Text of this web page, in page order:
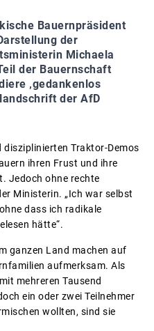
Bauernpräsident
der
Michaela
der Bauernschaft
‚gedankenlos
der AfD
Traktor-Demos
ihren Frust und ihre
Jedoch ohne rechte
Ministerin. „Ich war selbst
dass ich radikale
hätte“.
ganzen Land machen auf
aufmerksam. Als
mehreren Tausend
ein oder zwei Teilnehmer
wollten, sind sie